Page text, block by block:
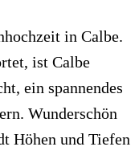
in Calbe.
ist Calbe
ein spannendes
Wunderschön
Höhen und Tiefen